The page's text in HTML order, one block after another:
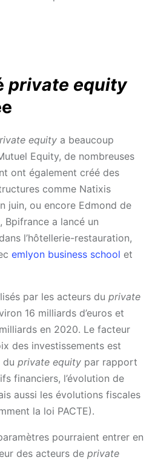
private equity
equity a beaucoup
Equity, de nombreuses
ont également créé des
comme Natixis
juin, ou encore Edmond de
Bpifrance a lancé un
l’hôtellerie-restauration,
emlyon business school et
par les acteurs du private
16 milliards d’euros et
en 2020. Le facteur
des investissements est
du private equity par rapport
financiers, l’évolution de
aussi les évolutions fiscales
la loi PACTE).
pourraient entrer en
des acteurs de private